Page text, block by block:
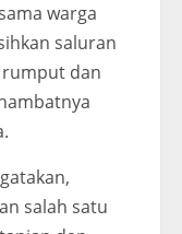
warga
saluran
dan
salah satu